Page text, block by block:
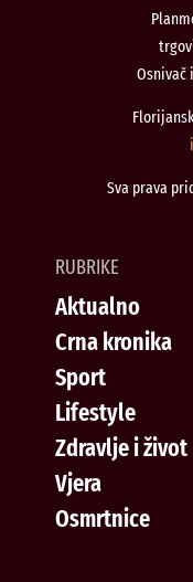
Osnivač
Sva prava
RUBRIKE
Aktualno
Crna kronika
Sport
Lifestyle
Zdravlje i život
Vjera
Osmrtnice